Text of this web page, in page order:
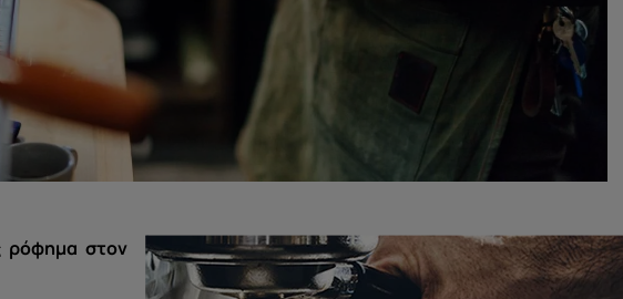
ρόφημα στον